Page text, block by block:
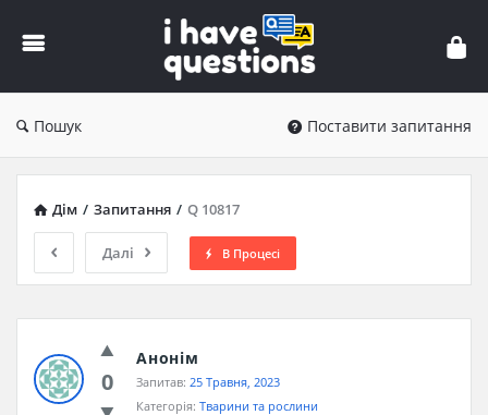
iHaveQuestions
Пошук Поставити запитання
Дім / Запитання / Q 10817
Далі В Процесі
0
Анонім
Запитав: 25 Травня, 2023
Категорія: Тварини та рослини